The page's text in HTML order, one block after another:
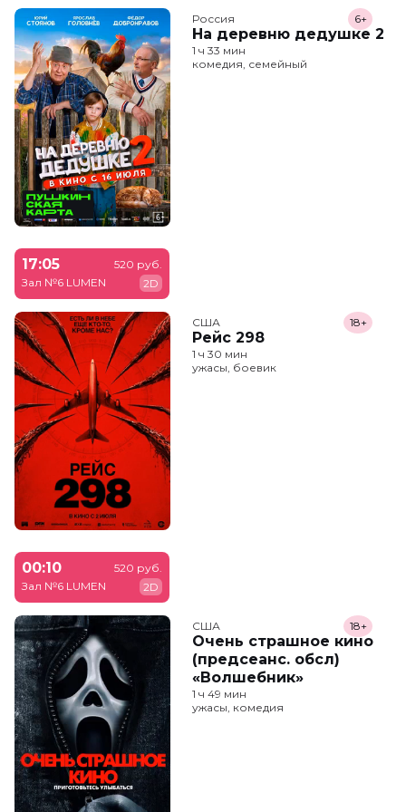
Россия
На деревню дедушке 2
6+
1 ч 33 мин
комедия, семейный
17:05
Зал №6 LUMEN
520 руб.
2D
США
Рейс 298
18+
1 ч 30 мин
ужасы, боевик
00:10
Зал №6 LUMEN
520 руб.
2D
США
Очень страшное кино
(предсеанс. обсл)
«Волшебник»
18+
1 ч 49 мин
ужасы, комедия